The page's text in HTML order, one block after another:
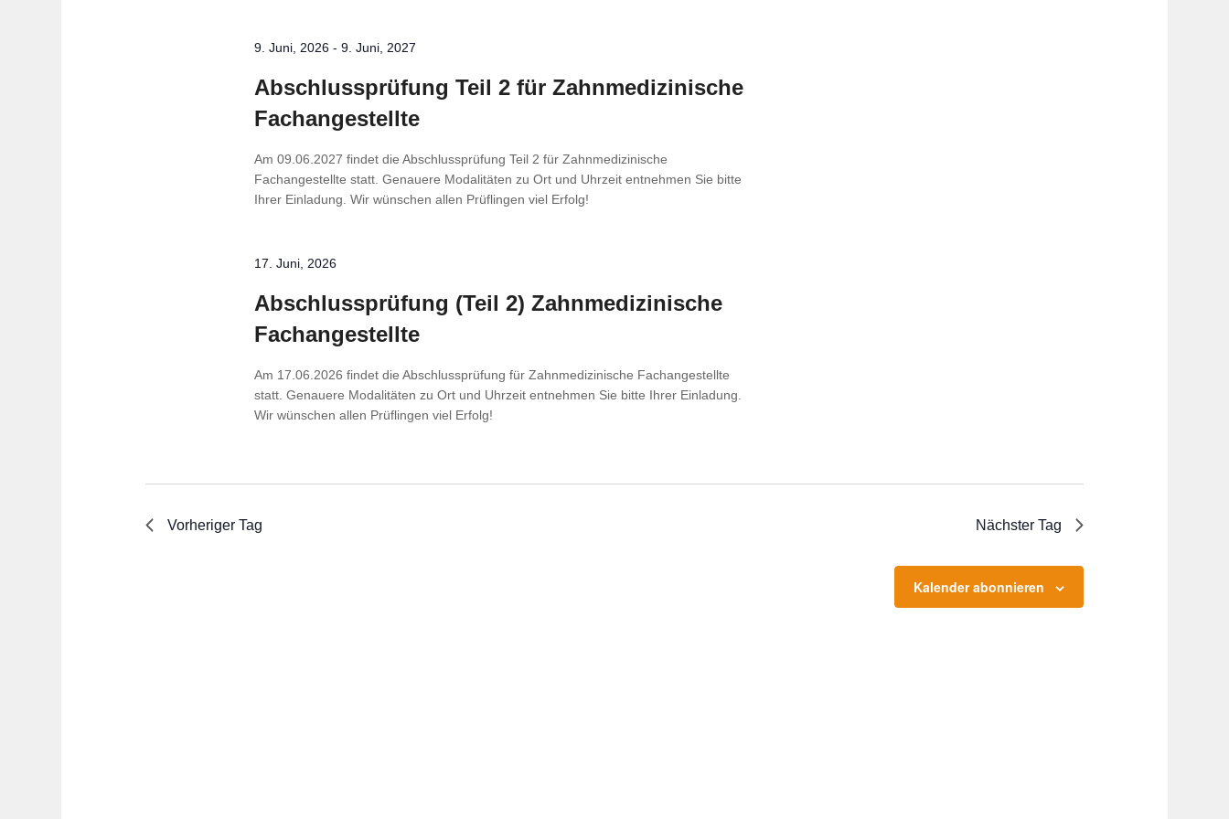
9. Juni, 2026 -9. Juni, 2027
Abschluss­prü­fung Teil 2 für Zahn­me­di­zi­ni­sche
Fachangestellte
Am 09.06.2027 findet die Abschlussprüfung Teil 2 für Zahnmedizinische
Fachangestellte statt. Genauere Modalitäten zu Ort und Uhrzeit entnehmen Sie bitte
Ihrer Einladung. Wir wünschen allen Prüflingen viel Erfolg!
17. Juni, 2026
Abschluss­prü­fung (Teil 2) Zahn­me­di­zi­ni­sche
Fachangestellte
Am 17.06.2026 findet die Abschlussprüfung für Zahnmedizinische Fachangestellte
statt. Genauere Modalitäten zu Ort und Uhrzeit entnehmen Sie bitte Ihrer Einladung.
Wir wünschen allen Prüflingen viel Erfolg!
Vorheriger Tag Nächster Tag
Kalender abonnieren